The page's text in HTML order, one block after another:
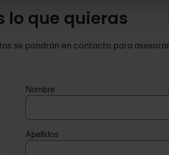
lo que quieras
se pondrán en contacto para
Nombre
Apellidos